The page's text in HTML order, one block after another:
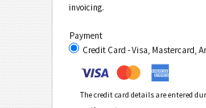
invoicing.
Payment
Credit Card - Visa, Mastercard,
The credit card details are entered